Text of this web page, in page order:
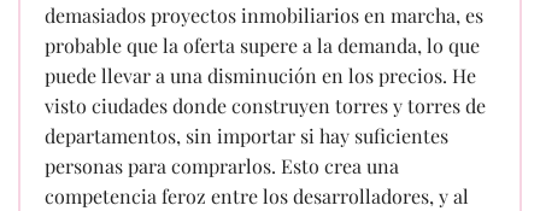
demasiados proyectos inmobiliarios en marcha, es
probable que la oferta supere a la demanda, lo que
puede llevar a una disminución en los precios. He
visto ciudades donde construyen torres y torres de
departamentos, sin importar si hay suficientes
personas para comprarlos. Esto crea una
competencia feroz entre los desarrolladores, y al